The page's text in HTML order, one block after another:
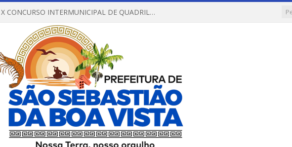
REGULAMENTO DO X CONCURSO INTERMUNICIPAL DE QUADRILHAS JUNINAS – 2026 – ARRAIÁ DA VENEZA